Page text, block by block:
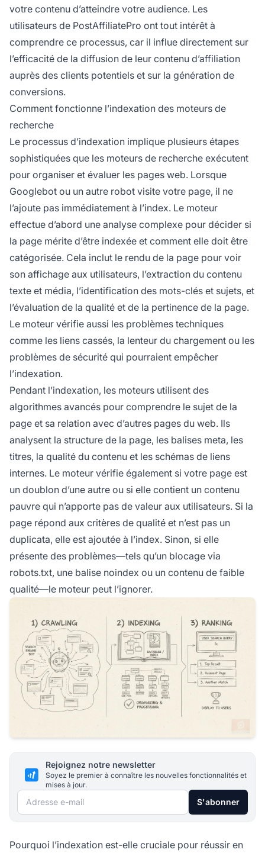
votre contenu d’atteindre votre audience. Les
utilisateurs de PostAffiliatePro ont tout intérêt à
comprendre ce processus, car il influe directement sur
l’efficacité de la diffusion de leur contenu d’affiliation
auprès des clients potentiels et sur la génération de
conversions.
Comment fonctionne l’indexation des moteurs de
recherche
Le processus d’indexation implique plusieurs étapes
sophistiquées que les moteurs de recherche exécutent
pour organiser et évaluer les pages web. Lorsque
Googlebot ou un autre robot visite votre page, il ne
l’ajoute pas immédiatement à l’index. Le moteur
effectue d’abord une analyse complexe pour décider si
la page mérite d’être indexée et comment elle doit être
catégorisée. Cela inclut le rendu de la page pour voir
son affichage aux utilisateurs, l’extraction du contenu
texte et média, l’identification des mots-clés et sujets, et
l’évaluation de la qualité et de la pertinence de la page.
Le moteur vérifie aussi les problèmes techniques
comme les liens cassés, la lenteur du chargement ou les
problèmes de sécurité qui pourraient empêcher
l’indexation.
Pendant l’indexation, les moteurs utilisent des
algorithmes avancés pour comprendre le sujet de la
page et sa relation avec d’autres pages du web. Ils
analysent la structure de la page, les balises meta, les
titres, la qualité du contenu et les schémas de liens
internes. Le moteur vérifie également si votre page est
un doublon d’une autre ou si elle contient un contenu
pauvre qui n’apporte pas de valeur aux utilisateurs. Si la
page répond aux critères de qualité et n’est pas un
duplicata, elle est ajoutée à l’index. Sinon, si elle
présente des problèmes—tels qu’un blocage via
robots.txt, une balise noindex ou un contenu de faible
qualité—le moteur peut l’ignorer.
Rejoignez notre newsletter
Soyez le premier à connaître les nouvelles fonctionnalités et
mises à jour.
Adresse e-mail S'abonner
Pourquoi l’indexation est-elle cruciale pour réussir en